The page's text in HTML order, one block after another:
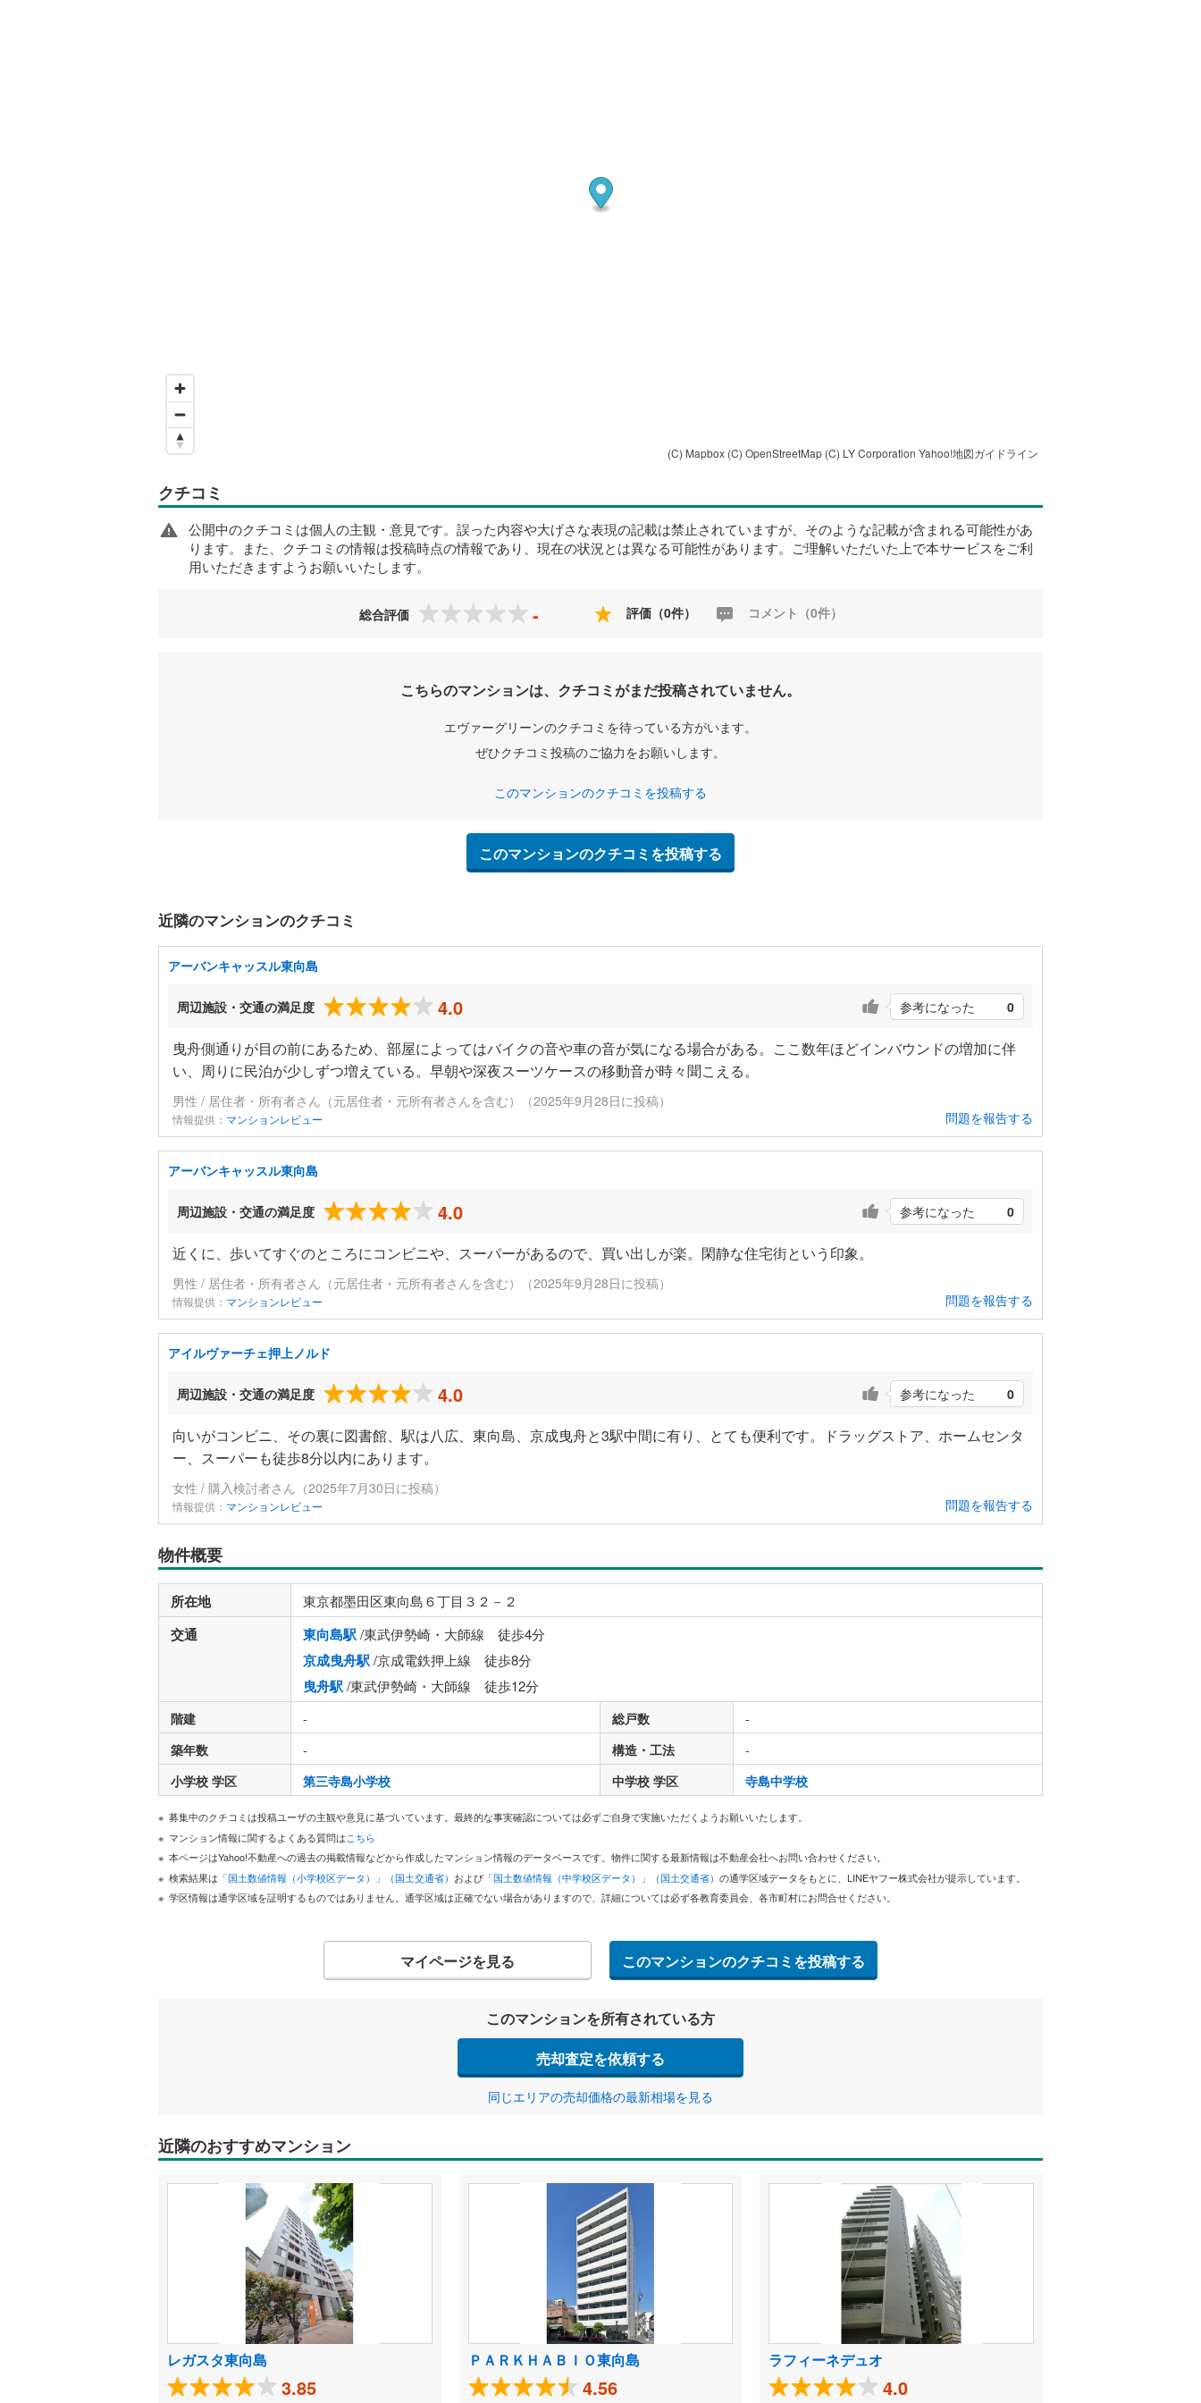
(C) Mapbox (C) OpenStreetMap (C) LY Corporation Yahoo!地図ガイドライン
クチコミ
公開中のクチコミは個人の主観・意見です。誤った内容や大げさな表現の記載は禁止されていますが、そのような記載が含まれる可能性があ
ります。また、クチコミの情報は投稿時点の情報であり、現在の状況とは異なる可能性があります。ご理解いただいた上で本サービスをご利
用いただきますようお願いいたします。
総合評価 - 評価（0件） コメント（0件）
こちらのマンションは、クチコミがまだ投稿されていません。
エヴァーグリーンのクチコミを待っている方がいます。
ぜひクチコミ投稿のご協力をお願いします。
このマンションのクチコミを投稿する
このマンションのクチコミを投稿する
近隣のマンションのクチコミ
アーバンキャッスル東向島
周辺施設・交通の満足度 4.0 参考になった 0
曳舟側通りが目の前にあるため、部屋によってはバイクの音や車の音が気になる場合がある。ここ数年ほどインバウンドの増加に伴
い、周りに民泊が少しずつ増えている。早朝や深夜スーツケースの移動音が時々聞こえる。
男性 / 居住者・所有者さん（元居住者・元所有者さんを含む）（2025年9月28日に投稿）
情報提供： マンションレビュー 問題を報告する
アーバンキャッスル東向島
周辺施設・交通の満足度 4.0 参考になった 0
近くに、歩いてすぐのところにコンビニや、スーパーがあるので、買い出しが楽。閑静な住宅街という印象。
男性 / 居住者・所有者さん（元居住者・元所有者さんを含む）（2025年9月28日に投稿）
情報提供： マンションレビュー 問題を報告する
アイルヴァーチェ押上ノルド
周辺施設・交通の満足度 4.0 参考になった 0
向いがコンビニ、その裏に図書館、駅は八広、東向島、京成曳舟と3駅中間に有り、とても便利です。ドラッグストア、ホームセンタ
ー、スーパーも徒歩8分以内にあります。
女性 / 購入検討者さん（2025年7月30日に投稿）
情報提供： マンションレビュー 問題を報告する
物件概要
所在地 東京都墨田区東向島６丁目３２－２
交通 東向島駅/東武伊勢崎・大師線 徒歩4分
京成曳舟駅/京成電鉄押上線 徒歩8分
曳舟駅/東武伊勢崎・大師線 徒歩12分
階建 - 総戸数
-
築年数
- 構造・工法
-
小学校 学区
第三寺島小学校 中学校 学区 寺島中学校
募集中のクチコミは投稿ユーザの主観や意見に基づいています。最終的な事実確認については必ずご自身で実施いただくようお願いいたします。
マンション情報に関するよくある質問はこちら
本ページはYahoo!不動産への過去の掲載情報などから作成したマンション情報のデータベースです。物件に関する最新情報は不動産会社へお問い合わせください。
検索結果は 「国土数値情報（小学校区データ）」（国土交通省） および 「国土数値情報（中学校区データ）」（国土交通省） の通学区域データをもとに、LINEヤフー株式会社が提示しています。
学区情報は通学区域を証明するものではありません。通学区域は正確でない場合がありますので、詳細については必ず各教育委員会、各市町村にお問合せください。
マイページを見る このマンションのクチコミを投稿する
このマンションを所有されている方
売却査定を依頼する
同じエリアの売却価格の最新相場を見る
近隣のおすすめマンション
レガスタ東向島
3.85
ＰＡＲＫＨＡＢＩＯ東向島
4.56
ラフィーネデュオ
4.0